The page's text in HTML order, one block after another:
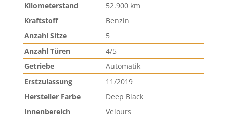
Kilometerstand
52.900 km
Kraftstoff
Benzin
Anzahl Sitze
5
Anzahl Türen
4/5
Getriebe
Automatik
Erstzulassung
11/2019
Hersteller Farbe
Deep Black
Innenbereich
Velours